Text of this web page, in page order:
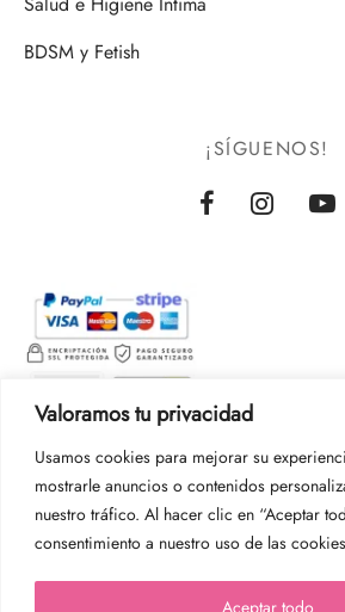
Valoramos tu privacidad
Usamos cookies para mejorar su
mostrarle anuncios o contenidos
nuestro tráfico. Al hacer clic en “Aceptar
consentimiento a nuestro uso de las
Aceptar todo
BDSM y Fetish
¡SÍGUENOS!